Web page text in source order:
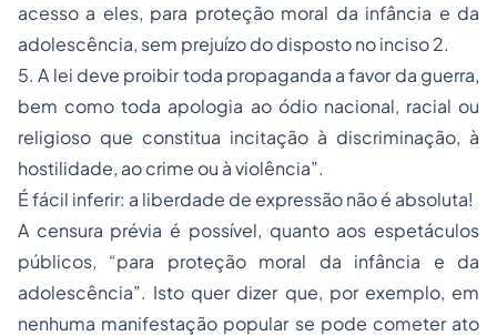
acesso a eles, para proteção moral da infância e da
adolescência, sem prejuízo do disposto no inciso 2.
5. A lei deve proibir toda propaganda a favor da guerra,
bem como toda apologia ao ódio nacional, racial ou
religioso que constitua incitação à discriminação, à
hostilidade, ao crime ou à violência”.
É fácil inferir: a liberdade de expressão não é absoluta!
A censura prévia é possível, quanto aos espetáculos
públicos, “para proteção moral da infância e da
adolescência”. Isto quer dizer que, por exemplo, em
nenhuma manifestação popular se pode cometer ato